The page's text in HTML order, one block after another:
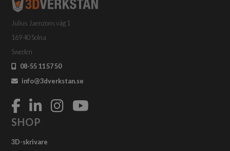
Julius Jaenzons väg 1
169 40 Solna
Sweden
08-55 11 57 50
info@3dverkstan.se
SHOP
3D-skrivare